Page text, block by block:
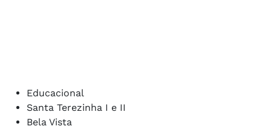
Educacional
Santa Terezinha I e II
Bela Vista